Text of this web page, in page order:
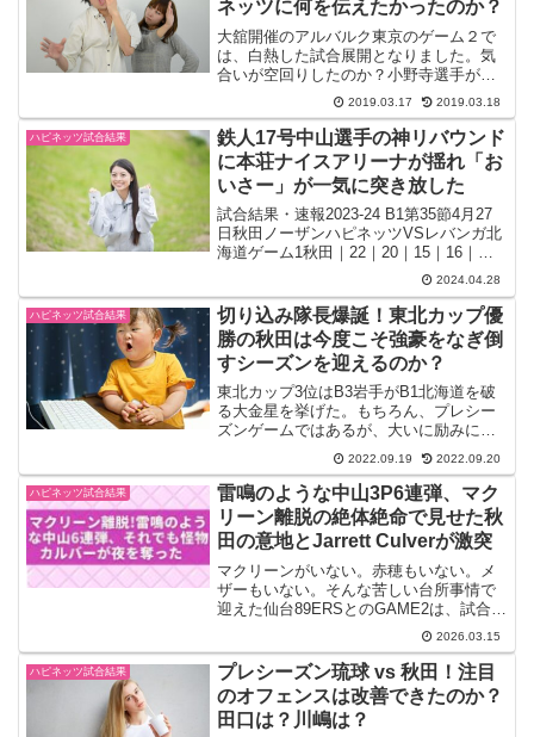
ネッツに何を伝えたかったのか？
大舘開催のアルバルク東京のゲーム２で
は、白熱した試合展開となりました。気
合いが空回りしたのか？小野寺選手が試
合早々にファールトラブルに見舞われま
したが、ハピネッツはこれからのＢ１残
留争いに向けて、考えさせる試合内容に
なりました。ゲーム１の昨...
2019.03.17 2019.03.18
ハピネッツ試合結果
鉄人17号中山選手の神リバウンド
に本荘ナイスアリーナが揺れ「お
いさー」が一気に突き放した
試合結果・速報2023-24 B1第35節4月27
日秋田ノーザンハピネッツVSレバンガ北
海道ゲーム1秋田｜22｜20｜15｜16｜＝
73北海道｜17｜25｜7｜16｜＝65年に一
度の本荘ナイスアリーナ開催。古川選手
は積極的にインサイドを仕掛...
2024.04.28
ハピネッツ試合結果
切り込み隊長爆誕！東北カップ優
勝の秋田は今度こそ強豪をなぎ倒
すシーズンを迎えるのか？
東北カップ3位はB3岩手がB1北海道を破
る大金星を挙げた。もちろん、プレシー
ズンゲームではあるが、大いに励みにな
るだろう。秋田と渋谷は開幕戦2節で対戦
する。その意味において重要な試合にな
る。ただ渋谷は今日スコアラーのケリー
選手が出ない。東北...
2022.09.19 2022.09.20
ハピネッツ試合結果
雷鳴のような中山3P6連弾、マク
リーン離脱の絶体絶命で見せた秋
田の意地とJarrett Culverが激突
マクリーンがいない。赤穂もいない。メ
ザーもいない。そんな苦しい台所事情で
迎えた仙台89ERSとのGAME2は、試合前
から胸の奥がざわつく一戦でした。それ
でも秋田ノーザンハピネッツは、前日の
大敗を引きずることなく、立ち上がりか
ら牙をむきました...
2026.03.15
ハピネッツ試合結果
プレシーズン琉球 vs 秋田！注目
のオフェンスは改善できたのか？
田口は？川嶋は？